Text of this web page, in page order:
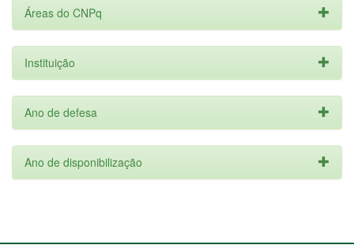
Áreas do CNPq
Instituição
Ano de defesa
Ano de disponibilização